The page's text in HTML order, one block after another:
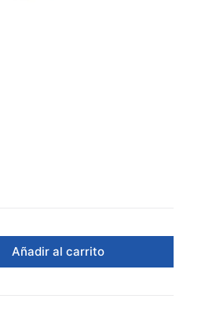
Añadir al carrito